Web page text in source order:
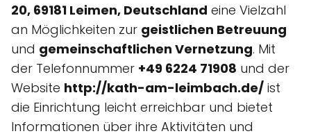
20, 69181 Leimen, Deutschland eine Vielzahl
an Möglichkeiten zur geistlichen Betreuung
und gemeinschaftlichen Vernetzung. Mit
der Telefonnummer +49 6224 71908 und der
Website http://kath-am-leimbach.de/ ist
die Einrichtung leicht erreichbar und bietet
Informationen über ihre Aktivitäten und